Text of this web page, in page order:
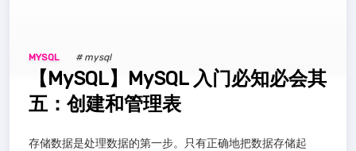
MYSQL # mysql
【MySQL】MySQL 入门必知必会其
五：创建和管理表
存储数据是处理数据的第一步。只有正确地把数据存储起